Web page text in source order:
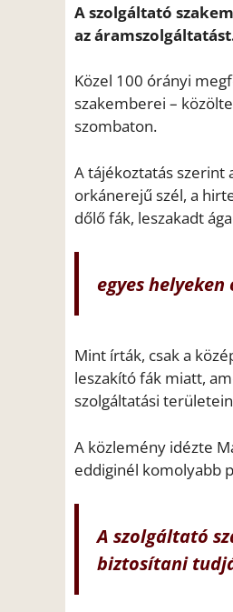
A szolgáltató
az
Közel 100 órányi
szakemberei –
szombaton.
A tájékoztatás szerint
orkánerejű szél, a
dőlő fák, leszakadt
egyes
Mint írták, csak a
leszakító fák miatt,
szolgáltatási
A közlemény idézte
eddiginél komolyabb
A szolgáltató
biztosítani